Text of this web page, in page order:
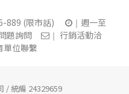
889 (限市話) ｜
週一至
題詢問
行銷活動洽
單位聯繫
/ 統編 24329659